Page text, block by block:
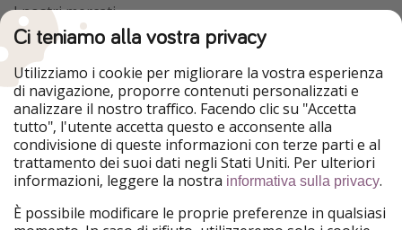
I nostri mercati
HolidayPirates
VakantiePiraten
WakacyjniPiraci
Ferienpiraten
Urlaubspiraten
Urlaubspiraten
ViajerosPiratas
TravelPirates
Il nostro gruppo
HolidayPirates Group
Conoscici meglio Informazioni legali
Ci teniamo alla vostra privacy
Utilizziamo i cookie per migliorare la vostra esperienza
di navigazione, proporre contenuti personalizzati e
analizzare il nostro traffico. Facendo clic su "Accetta
tutto", l'utente accetta questo e acconsente alla
condivisione di queste informazioni con terze parti e al
trattamento dei suoi dati negli Stati Uniti. Per ulteriori
informazioni, leggere la nostra informativa sulla privacy.
È possibile modificare le proprie preferenze in qualsiasi